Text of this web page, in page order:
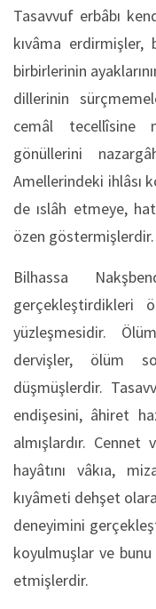
Tasavvuf erbâbı
kıvâma
birbirlerinin
dillerinin
cemâl tecellîsine
gönüllerini
Amellerindeki ihlâsı
de ıslâh etmeye,
özen göstermişlerdir.
Bilhassa
gerçekleştirdikleri
yüzleşmesidir.
dervişler, ölüm
düşmüşlerdir.
endişesini, âhiret
almışlardır.
hayâtını vâkıa,
kıyâmeti dehşet
deneyimini
koyulmuşlar ve
etmişlerdir.